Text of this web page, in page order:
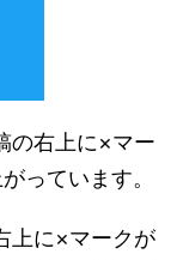
の右上に×マー
っています。
上に×マークが